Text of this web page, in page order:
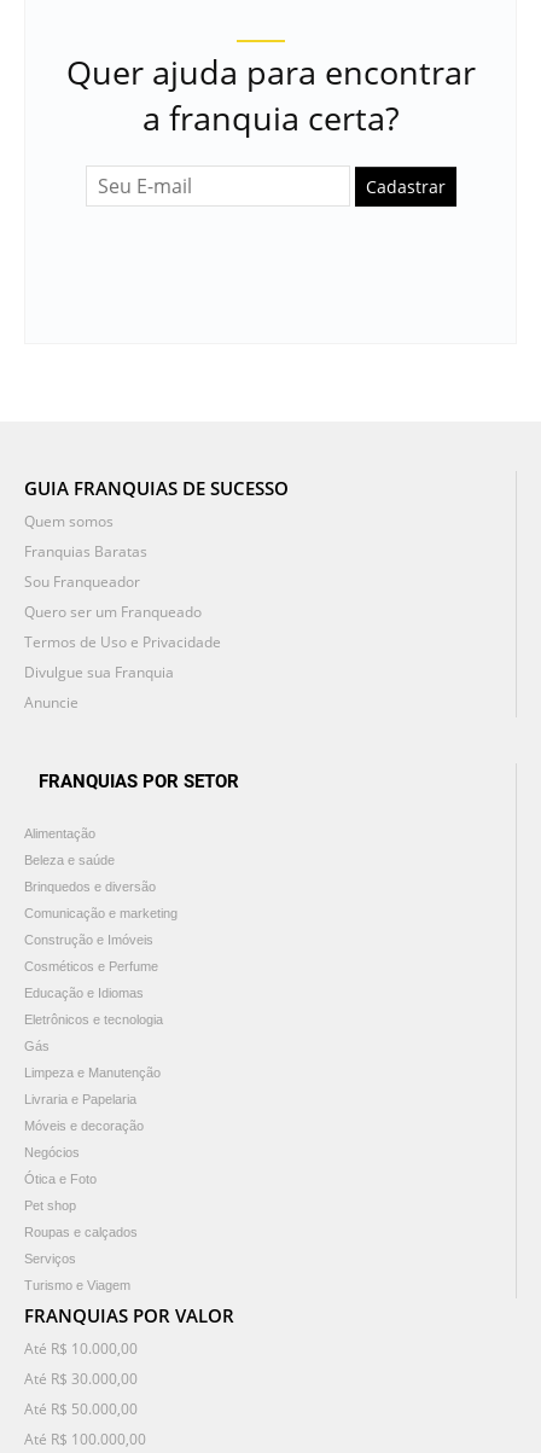
Quer ajuda para encontrar
a franquia certa?
Cadastrar
GUIA FRANQUIAS DE SUCESSO
Quem somos
Franquias Baratas
Sou Franqueador
Quero ser um Franqueado
Termos de Uso e Privacidade
Divulgue sua Franquia
Anuncie
FRANQUIAS POR SETOR
Alimentação
Beleza e saúde
Brinquedos e diversão
Comunicação e marketing
Construção e Imóveis
Cosméticos e Perfume
Educação e Idiomas
Eletrônicos e tecnologia
Gás
Limpeza e Manutenção
Livraria e Papelaria
Móveis e decoração
Negócios
Ótica e Foto
Pet shop
Roupas e calçados
Serviços
Turismo e Viagem
FRANQUIAS POR VALOR
Até R$ 10.000,00
Até R$ 30.000,00
Até R$ 50.000,00
Até R$ 100.000,00